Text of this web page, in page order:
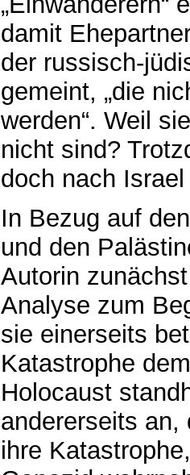
damit
der russisch-
gemeint, „die
werden“. Weil
nicht sind?
doch nach
In Bezug auf
und den
Autorin
Analyse zum
sie einerseits
Katastrophe
Holocaust
andererseits an,
ihre